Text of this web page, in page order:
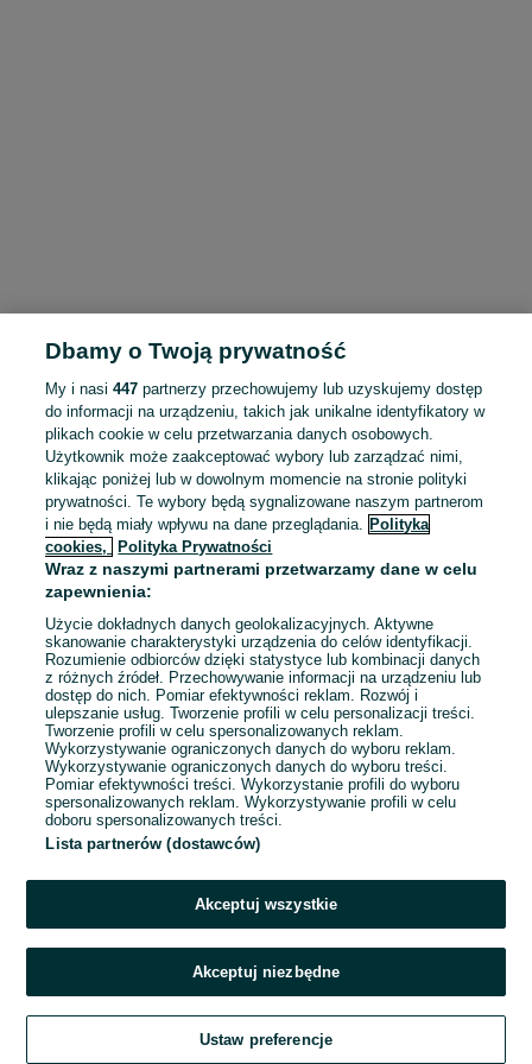
To ogłoszenie nie jest już dostępne
Przejdź na stronę główną
Dbamy o Twoją prywatność
My i nasi447 partnerzy przechowujemy lub uzyskujemy dostęp
do informacji na urządzeniu, takich jak unikalne identyfikatory w
plikach cookie w celu przetwarzania danych osobowych.
Użytkownik może zaakceptować wybory lub zarządzać nimi,
klikając poniżej lub w dowolnym momencie na stronie polityki
prywatności. Te wybory będą sygnalizowane naszym partnerom
i nie będą miały wpływu na dane przeglądania. Polityka
cookies,
Polityka Prywatności
Wraz z naszymi partnerami przetwarzamy dane w celu
zapewnienia:
Użycie dokładnych danych geolokalizacyjnych. Aktywne
skanowanie charakterystyki urządzenia do celów identyfikacji.
Rozumienie odbiorców dzięki statystyce lub kombinacji danych
z różnych źródeł. Przechowywanie informacji na urządzeniu lub
dostęp do nich. Pomiar efektywności reklam. Rozwój i
ulepszanie usług. Tworzenie profili w celu personalizacji treści.
Tworzenie profili w celu spersonalizowanych reklam.
Wykorzystywanie ograniczonych danych do wyboru reklam.
Wykorzystywanie ograniczonych danych do wyboru treści.
Pomiar efektywności treści. Wykorzystanie profili do wyboru
spersonalizowanych reklam. Wykorzystywanie profili w celu
doboru spersonalizowanych treści.
Lista partnerów (dostawców)
Akceptuj wszystkie
Akceptuj niezbędne
Ustaw preferencje